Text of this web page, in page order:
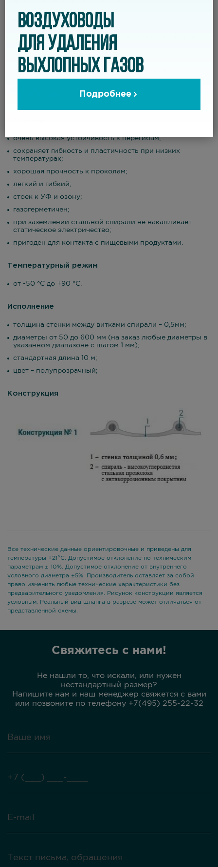
Применение
транспортировка мелкодисперсных сред, в т.ч. пыли,
порошка, волокон;
отвод химически агрессивных паров;
системы вентиляции и кондиционирования.
очень высокая устойчивость к перегибам;
сохраняет гибкость и пластичность при низких
температурах;
хорошая прочность к проколам;
легкий и гибкий;
стоек к УФ и озону;
газогерметичен;
при заземлении стальной спирали не накапливает
статическое электричество;
пригоден для контакта с пищевыми продуктами.
Температурный режим
от -50 °С до +90 °С.
Исполнение
толщина стенки между витками спирали – 0,5мм;
диаметры от 50 до 600 мм (на заказ любые диаметры в
указанном диапазоне с шагом 1 мм);
стандартная длина 10 м;
цвет – полупрозрачный;
Конструкция
Все технические данные ориентировочные и приведены для
температуры +21°С. Допустимое отклонение по техническим
параметрам ± 10%. Допустимое отклонение от внутреннего
условного диаметра ±5%. Производитель оставляет за собой
право изменить любые технические характеристики без
предварительного уведомления. Рисунок конструкции является
условным. Реальный вид шланга в разрезе может отличаться от
представленной схемы.
Свяжитесь с нами!
Не нашли то, что искали, или нужен
нестандартный размер?
Напишите нам и наш менеджер свяжется с вами
или позвоните по телефону +7(495) 255-22-32
ВОЗДУХОВОДЫ
ДЛЯ УДАЛЕНИЯ
ВЫХЛОПНЫХ ГАЗОВ
Подробнее